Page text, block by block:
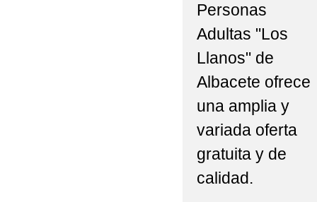
Personas
Adultas "Los
Llanos" de
Albacete ofrece
una amplia y
variada oferta
gratuita y de
calidad.